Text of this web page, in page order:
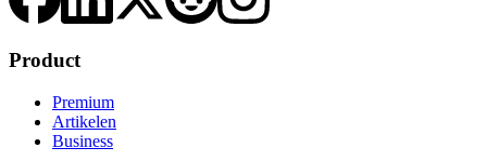
Product
Premium
Artikelen
Business